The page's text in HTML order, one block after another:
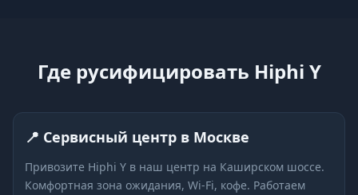
Где русифицировать Hiphi Y
📍 Сервисный центр в Москве
Привозите Hiphi Y в наш центр на Каширском шоссе.
Комфортная зона ожидания, Wi-Fi, кофе. Работаем